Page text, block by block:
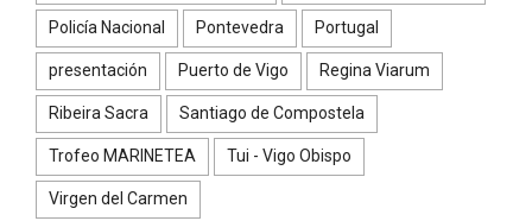
Policía Nacional Pontevedra Portugal
presentación Puerto de Vigo Regina Viarum
Ribeira Sacra Santiago de Compostela
Trofeo MARINETEA Tui - Vigo Obispo
Virgen del Carmen